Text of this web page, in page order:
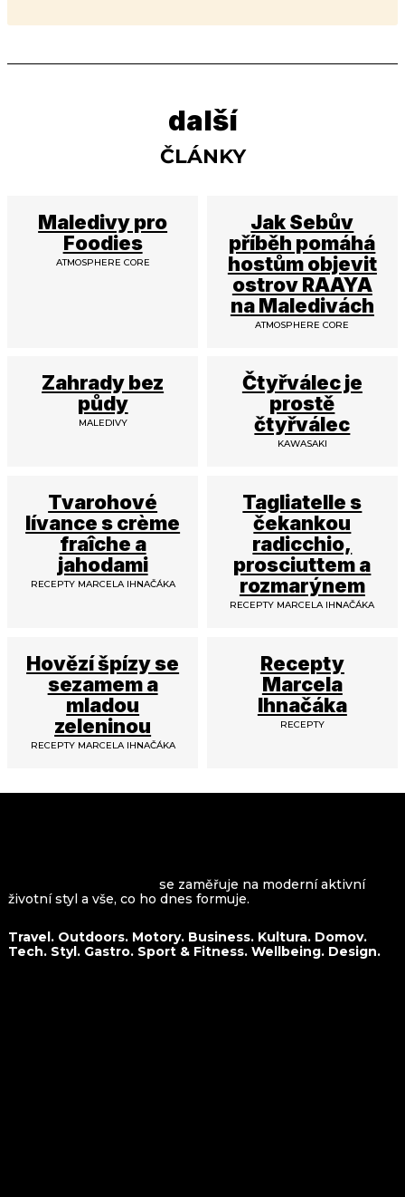
další
ČLÁNKY
Maledivy pro
Foodies
ATMOSPHERE CORE
Jak Sebův
příběh pomáhá
hostům objevit
ostrov RAAYA
na Maledivách
ATMOSPHERE CORE
Zahrady bez
půdy
MALEDIVY
Čtyřválec je
prostě
čtyřválec
KAWASAKI
Tvarohové
lívance s crème
fraîche a
jahodami
RECEPTY MARCELA IHNAČÁKA
Tagliatelle s
čekankou
radicchio,
prosciuttem a
rozmarýnem
RECEPTY MARCELA IHNAČÁKA
Hovězí špízy se
sezamem a
mladou
zeleninou
RECEPTY MARCELA IHNAČÁKA
Recepty
Marcela
Ihnačáka
RECEPTY
se zaměřuje na moderní aktivní
životní styl a vše, co ho dnes formuje.
Travel. Outdoors. Motory. Business. Kultura. Domov.
Tech. Styl. Gastro. Sport & Fitness. Wellbeing. Design.